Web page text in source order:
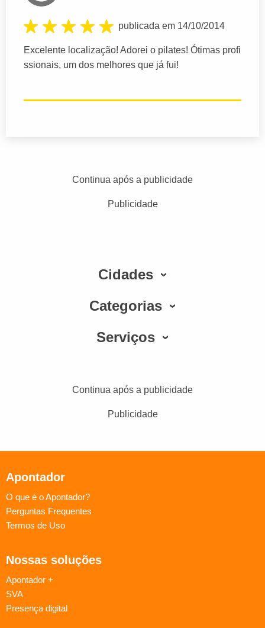
publicada em 14/10/2014
Excelente localização! Adorei o pilates! Ótimas profi
ssionais, um dos melhores que já fui!
Continua após a publicidade
Publicidade
Cidades
Categorias
Serviços
Continua após a publicidade
Publicidade
Apontador
O que é o Apontador?
Perguntas Frequentes
Termos de Uso
Nossas soluções
Apontador +
SVA
Presença digital